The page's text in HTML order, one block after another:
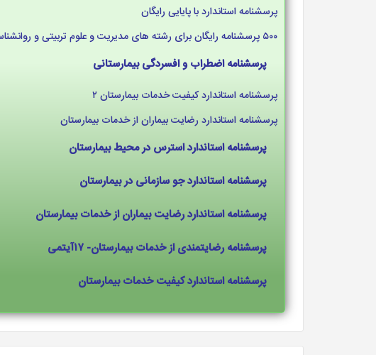
پرسشنامه استاندارد با پایایی رایگان
۵۰۰ پرسشنامه رایگان برای رشته های مدیریت و علوم تربیتی و روانشناس
پرسشنامه اضطراب و افسردگی بیمارستانی
پرسشنامه استاندارد کیفیت خدمات بیمارستان ۲
پرسشنامه استاندارد رضایت بیماران از خدمات بیمارستان
پرسشنامه استاندارد استرس در محیط بیمارستان
پرسشنامه استاندارد جو سازمانی در بیمارستان
پرسشنامه استاندارد رضایت بیماران از خدمات بیمارستان
پرسشنامه رضایتمندی از خدمات بیمارستان- ۱۷آیتمی
پرسشنامه استاندارد کیفیت خدمات بیمارستان